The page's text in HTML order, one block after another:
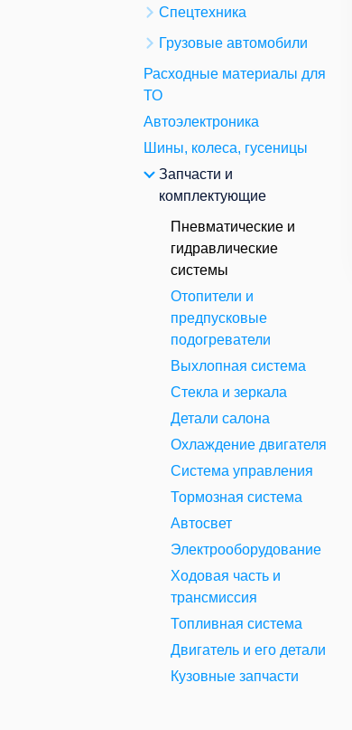
Спецтехника
Грузовые автомобили
Расходные материалы для
ТО
Автоэлектроника
Шины, колеса, гусеницы
Запчасти и
комплектующие
Пневматические и
гидравлические
системы
Отопители и
предпусковые
подогреватели
Выхлопная система
Стекла и зеркала
Детали салона
Охлаждение двигателя
Система управления
Тормозная система
Автосвет
Электрооборудование
Ходовая часть и
трансмиссия
Топливная система
Двигатель и его детали
Кузовные запчасти